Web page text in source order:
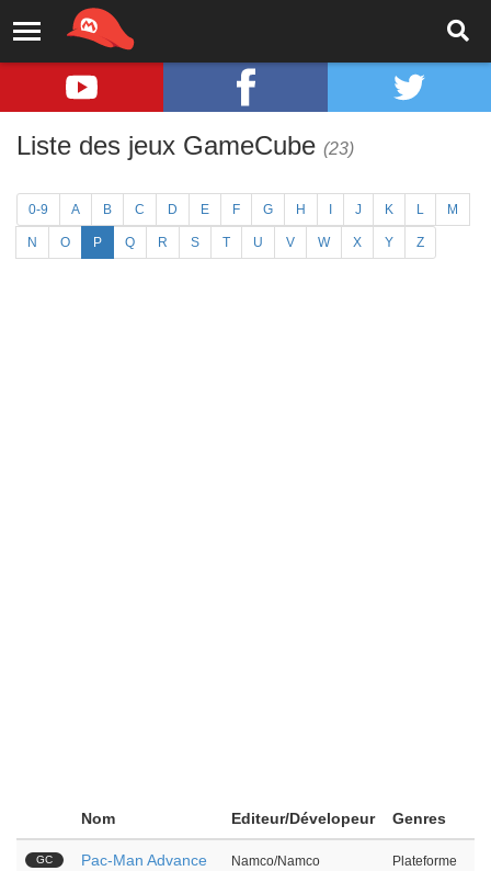
Liste des jeux GameCube (23)
0-9 A B C D E F G H J K L M
N O P Q R S T U V W X Y Z
Nom Editeur/Dévelopeur Genres
GC Pac-Man Advance Namco/Namco Plateforme